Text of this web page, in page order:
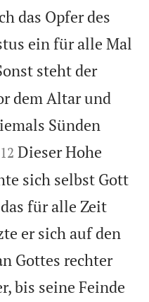
das Opfer des
ein für alle Mal
steht der
dem Altar und
Sünden


12 Dieser Hohe
sich selbst Gott
für alle Zeit
er sich auf den
Gottes rechter
bis seine Feinde